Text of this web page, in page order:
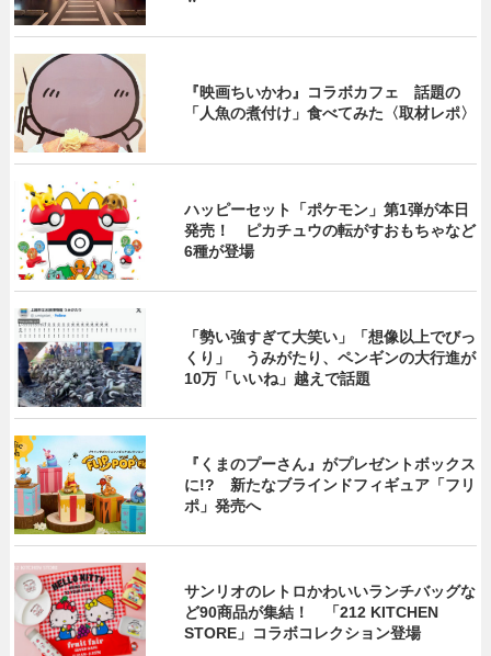
『映画ちいかわ』コラボカフェ 話題の
「人魚の煮付け」食べてみた〈取材レポ〉
ハッピーセット「ポケモン」第1弾が本日
発売！ ピカチュウの転がすおもちゃなど
6種が登場
「勢い強すぎて大笑い」「想像以上でびっ
くり」 うみがたり、ペンギンの大行進が
10万「いいね」越えで話題
『くまのプーさん』がプレゼントボックス
に!? 新たなブラインドフィギュア「フリ
ポ」発売へ
サンリオのレトロかわいいランチバッグな
ど90商品が集結！ 「212 KITCHEN
STORE」コラボコレクション登場